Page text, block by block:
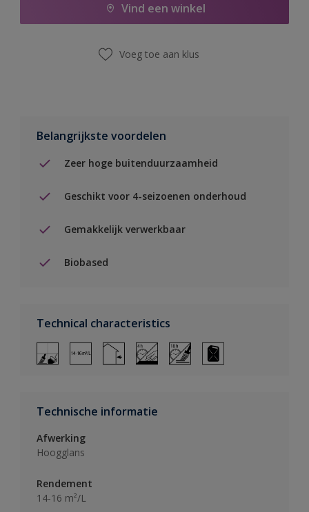
Vind een winkel
Voeg toe aan klus
Belangrijkste voordelen
Zeer hoge buitenduurzaamheid
Geschikt voor 4-seizoenen onderhoud
Gemakkelijk verwerkbaar
Biobased
Technical characteristics
Technische informatie
Afwerking
Hoogglans
Rendement
14-16 m²/L